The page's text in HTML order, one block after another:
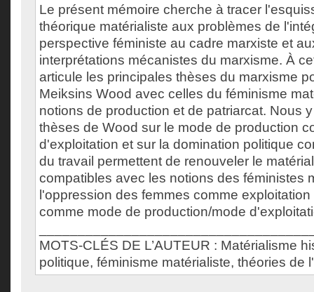
Le présent mémoire cherche à tracer
théorique matérialiste aux problèmes de
perspective féministe au cadre marxiste et
interprétations mécanistes du marxisme. À
articule les principales thèses du marxisme
Meiksins Wood avec celles du féminisme
notions de production et de patriarcat. Nous
thèses de Wood sur le mode de production
d'exploitation et sur la domination politique
du travail permettent de renouveler le
compatibles avec les notions des féministes
l'oppression des femmes comme
comme mode de production/mode
MOTS-CLÉS DE L’AUTEUR : Matérialisme
politique, féminisme matérialiste, théories de